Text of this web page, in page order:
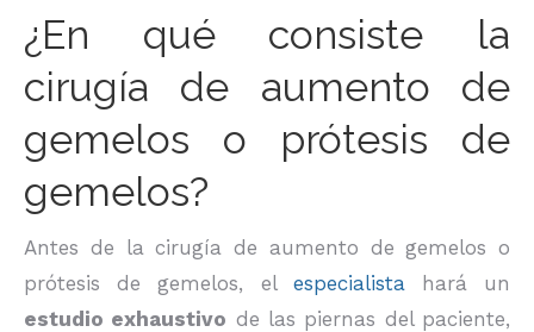
¿En qué consiste la
cirugía de aumento de
gemelos o prótesis de
gemelos?
Antes de la cirugía de aumento de gemelos o
prótesis de gemelos, el especialista hará un
estudio exhaustivo de las piernas del paciente,